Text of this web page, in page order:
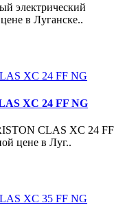
электрический
в Луганске..
XC 24 FF NG
CLAS XC 24 FF
цене в Луг..